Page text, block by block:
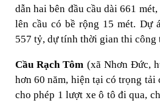
dẫn hai bên đầu cầu dài 661
lên cầu có bề rộng 15 mét. Dự
557 tỷ, dự tính thời gian thi công
Cầu Rạch Tôm (xã Nhơn Đức,
hơn 60 năm, hiện tại có trọng tải
cho phép 1 lượt xe ô tô đi qua,